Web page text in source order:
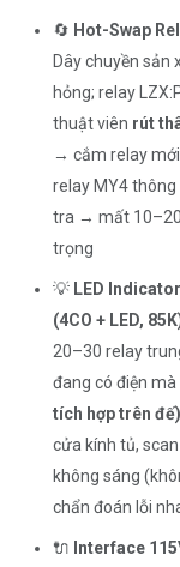
🔄 Hot-Swap
Dây chuyền sản
hỏng; relay
thuật viên rút
→ cắm relay
relay MY4 thông
tra → mất
trọng
💡 LED
(4CO + LED,
20–30 relay
đang có điện
tích hợp trên đế)
cửa kính tủ,
không sáng
chẩn đoán lỗi
🔌 Interface